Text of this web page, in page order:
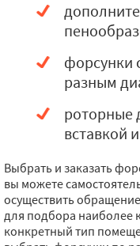
форсунки
разным
роторные
вставкой
Выбрать и заказать
вы можете
осуществить
для подбора наиболее
конкретный тип